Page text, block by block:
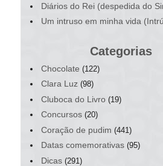
Diários do Rei (despedida do
Um intruso em minha vida
Categorias
Chocolate (122)
Clara Luz (98)
Cluboca do Livro (19)
Concursos (20)
Coração de pudim (441)
Datas comemorativas (95)
Dicas (291)